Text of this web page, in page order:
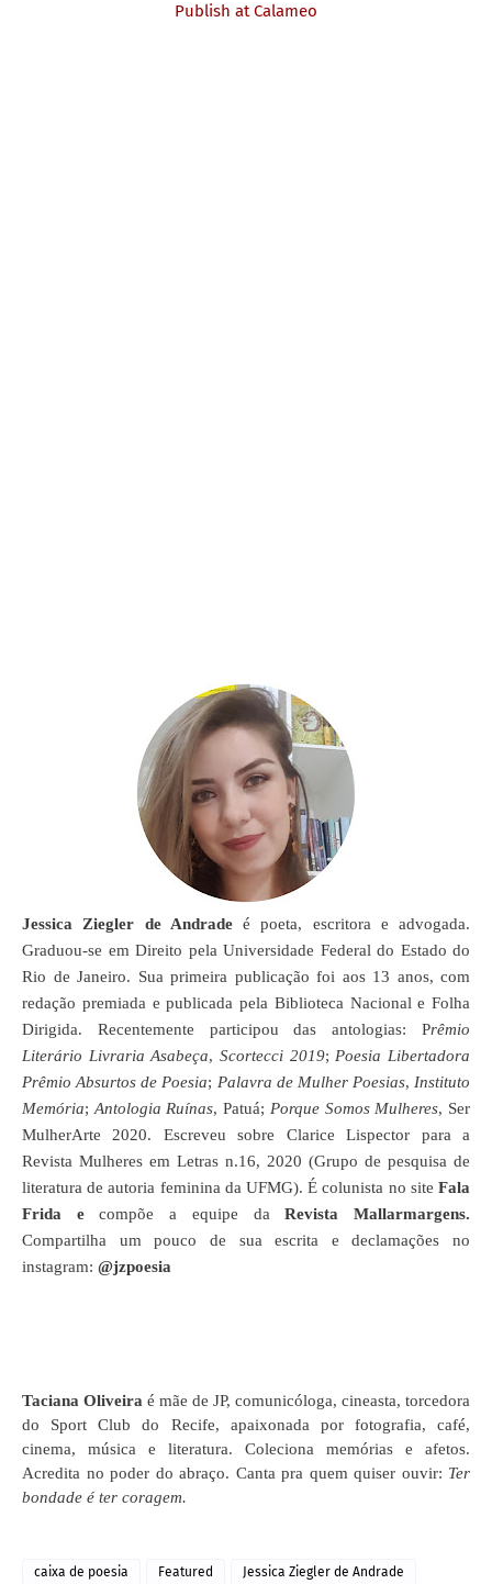
Publish at Calameo
Jessica Ziegler de Andrade é poeta, escritora e advogada.
Graduou-se em Direito pela Universidade Federal do Estado do
Rio de Janeiro. Sua primeira publicação foi aos 13 anos, com
redação premiada e publicada pela Biblioteca Nacional e Folha
Dirigida. Recentemente participou das antologias: Prêmio
Literário Livraria Asabeça, Scortecci 2019; Poesia Libertadora
Prêmio Absurtos de Poesia; Palavra de Mulher Poesias, Instituto
Memória; Antologia Ruínas, Patuá; Porque Somos Mulheres, Ser
MulherArte 2020. Escreveu sobre Clarice Lispector para a
Revista Mulheres em Letras n.16, 2020 (Grupo de pesquisa de
literatura de autoria feminina da UFMG). É colunista no site Fala
Frida ecompõe a equipe daRevista Mallarmargens.
Compartilha um pouco de sua escrita e declamações no
instagram: @jzpoesia
Taciana Oliveira é mãe de JP, comunicóloga, cineasta, torcedora
do Sport Club do Recife, apaixonada por fotografia, café,
cinema, música e literatura. Coleciona memórias e afetos.
Acredita no poder do abraço. Canta pra quem quiser ouvir: Ter
bondade é ter coragem.
caixa de poesia Featured Jessica Ziegler de Andrade